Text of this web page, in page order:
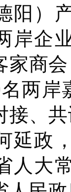
阳）
岸企
家商
两
接、
延政
人大